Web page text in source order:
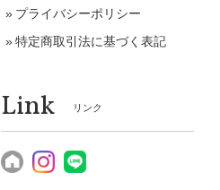
プライバシーポリシー
特定商取引法に基づく表記
Link リンク